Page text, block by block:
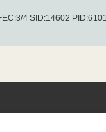
4 SID:14602